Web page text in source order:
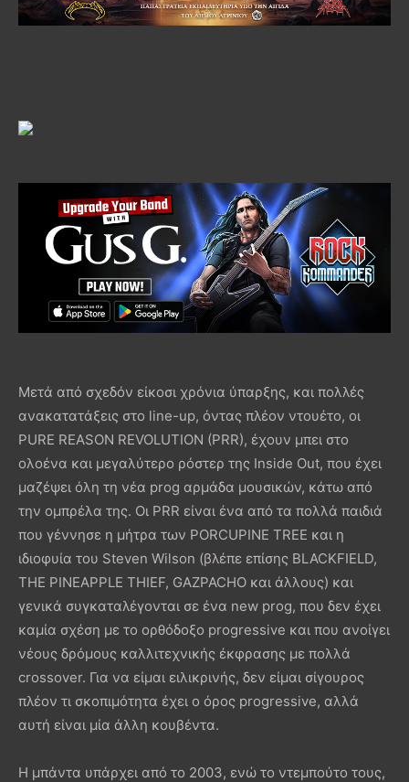
Μετά από σχεδόν είκοσι χρόνια ύπαρξης, και πολλές
ανακατατάξεις στο line-up, όντας πλέον ντουέτο, οι
PURE REASON REVOLUTION (PRR), έχουν μπει στο
ολοένα και μεγαλύτερο ρόστερ της Inside Οut, που έχει
μαζέψει όλη τη νέα prog αρμάδα μουσικών, κάτω από
την ομπρέλα της. Οι PRR είναι ένα από τα πολλά παιδιά
που γέννησε η μήτρα των PORCUPINE TREE και η
ιδιοφυία του Steven Wilson (βλέπε επίσης BLACKFIELD,
THE PINEAPPLE THIEF, GAZPACHO και άλλους) και
γενικά συγκαταλέγονται σε ένα new prog, που δεν έχει
καμία σχέση με το ορθόδοξο progressive και που ανοίγει
νέους δρόμους καλλιτεχνικής έκφρασης με πολλά
crossover. Για να είμαι ειλικρινής, δεν είμαι σίγουρος
πλέον τι σκοπιμότητα έχει ο όρος progressive, αλλά
αυτή είναι μία άλλη κουβέντα.
Η μπάντα υπάρχει από το 2003, ενώ το ντεμπούτο τους,